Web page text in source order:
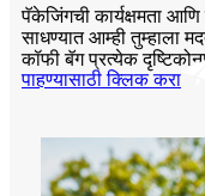
पॅकेजिंगची कार्यक्षमता
साधण्यात आम्ही
कॉफी बॅग प्रत्येक
पाहण्यासाठी क्लिक करा